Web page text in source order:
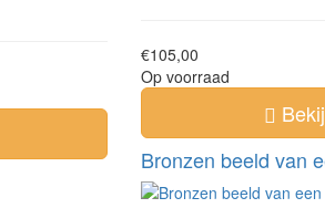
€105,00
Op voorraad
Bronzen beeld van